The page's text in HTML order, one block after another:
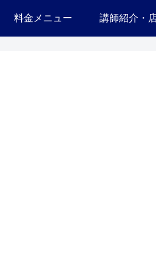
料金メニュー 講師紹介・